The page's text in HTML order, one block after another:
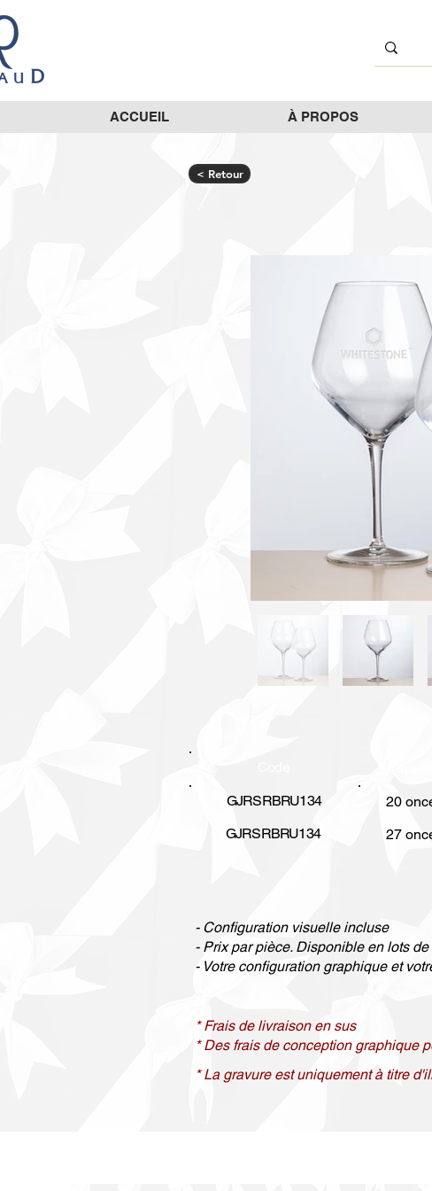
ACCUEIL À PROPOS
< Retour
20
GJRSRBRU134
GJRSRBRU134
27
- Configuration visuelle incluse
- Prix par pièce. Disponible en lots de
- Votre configuration graphique et
* Frais de livraison en sus
* Des frais de conception graphique
* La gravure est uniquement à titre